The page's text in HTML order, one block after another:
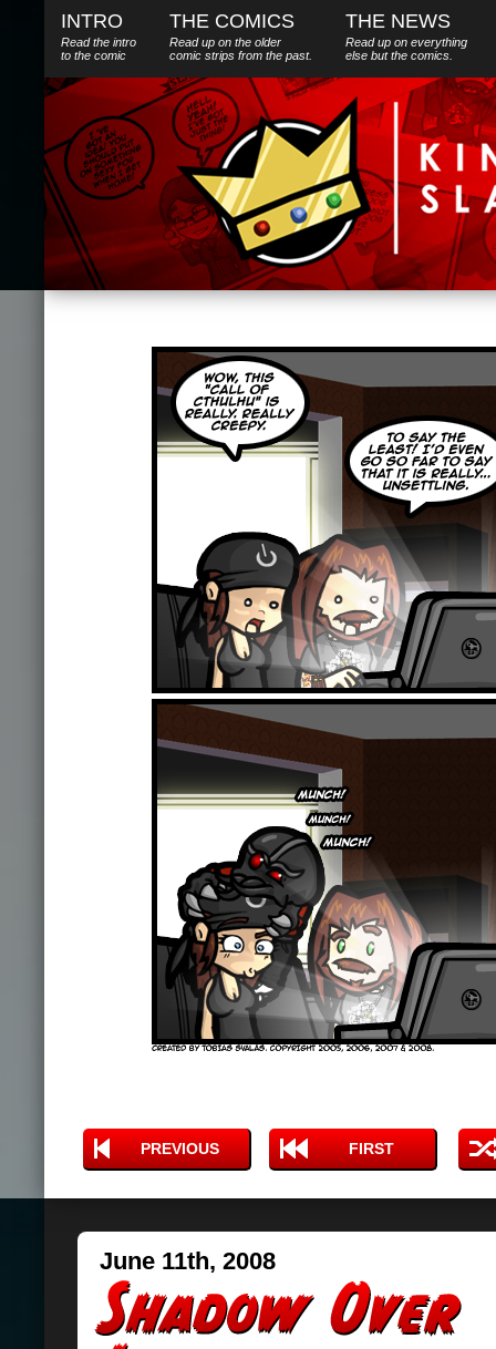
INTRO
Read the intro
to the comic
THE COMICS
Read up on the older
comic strips from the past.
THE NEWS
Read up on everything
else butthe comics.
PREVIOUS FIRST
June 11th, 2008